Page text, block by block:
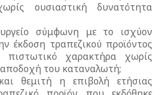
ουσιαστική δυνατότητα
σύμφωνη με το ισχύον
έκδοση τραπεζικού προϊόντος
πιστωτικό χαρακτήρα χωρίς
του καταναλωτή;
θεμιτή η επιβολή ετήσιας